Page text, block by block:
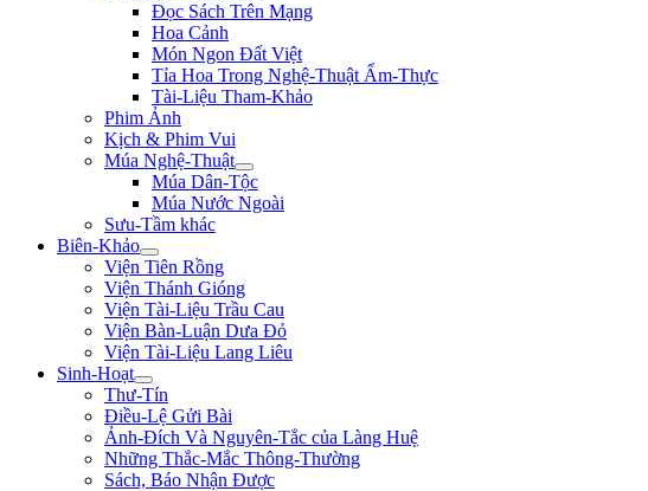
Đọc Sách Trên Mạng
Hoa Cảnh
Món Ngon Đất Việt
Tỉa Hoa Trong Nghệ-Thuật Ẩm-Thực
Tài-Liệu Tham-Khảo
Phim Ảnh
Kịch & Phim Vui
Múa Nghệ-Thuật
Múa Dân-Tộc
Múa Nước Ngoài
Sưu-Tầm khác
Biên-Khảo
Viện Tiên Rồng
Viện Thánh Gióng
Viện Tài-Liệu Trầu Cau
Viện Bàn-Luận Dưa Đỏ
Viện Tài-Liệu Lang Liêu
Sinh-Hoạt
Thư-Tín
Điều-Lệ Gửi Bài
Ảnh-Đích Và Nguyên-Tắc của Làng Huệ
Những Thắc-Mắc Thông-Thường
Sách, Báo Nhận Được